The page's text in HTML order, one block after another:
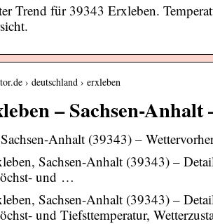
Trend für 39343 Erxleben.
› deutschland › erxleben
– Sachsen-
Anhalt (39343) –
Sachsen-Anhalt (39343) –
und …
Sachsen-Anhalt (39343) –
und Tiefsttemperatur,